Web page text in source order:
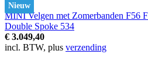
Nieuw
MINI Velgen met Zomerbanden F56
Double Spoke 534
€ 3.049,40
incl. BTW, plus verzending